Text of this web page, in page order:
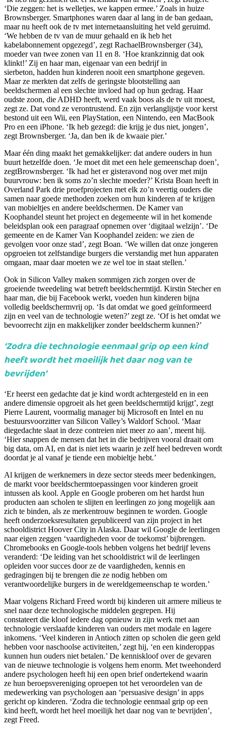
‘Die zeggen: het is welletjes, we kappen ermee.’ Zoals in huize
Brownsberger. Smartphones waren daar al lang in de ban gedaan,
maar nu heeft ook de tv met internetaansluiting het veld geruimd.
‘We hebben de tv van de muur gehaald en ik heb het
kabelabonnement opgezegd’, zegt RachaelBrownsberger (34),
moeder van twee zonen van 11 en 8. ‘Hoe krankzinnig dat ook
klinkt!’ Zij en haar man, eigenaar van een bedrijf in
sierbeton, hadden hun kinderen nooit een smartphone gegeven.
Maar ze merkten dat zelfs de geringste blootstelling aan
beeldschermen al een slechte invloed had op hun gedrag. Haar
oudste zoon, die ADHD heeft, werd vaak boos als de tv uit moest,
zegt ze. Dat vond ze verontrustend. En zijn verlanglijstje voor kerst
bestond uit een Wii, een PlayStation, een Nintendo, een MacBook
Pro en een iPhone. ‘Ik heb gezegd: die krijg je dus niet, jongen’,
zegt Brownsberger. ‘Ja, dan ben ik de kwaaie pier.’
Maar één ding maakt het gemakkelijker: dat andere ouders in hun
buurt hetzelfde doen. ‘Je moet dit met een hele gemeenschap doen’,
zegtBrownsberger. ‘Ik had het er gisteravond nog over met mijn
buurvrouw: ben ik soms zo’n slechte moeder?’ Krista Boan heeft in
Overland Park drie proefprojecten met elk zo’n veertig ouders die
samen naar goede methoden zoeken om hun kinderen af te krijgen
van mobieltjes en andere beeldschermen. De Kamer van
Koophandel steunt het project en degemeente wil in het komende
beleidsplan ook een paragraaf opnemen over ‘digitaal welzijn’. ‘De
gemeente en de Kamer Van Koophandel zeiden: we zien de
gevolgen voor onze stad’, zegt Boan. ‘We willen dat onze jongeren
opgroeien tot zelfstandige burgers die verstandig met hun apparaten
omgaan, maar daar moeten we ze wel toe in staat stellen.’
Ook in Silicon Valley maken sommigen zich zorgen over de
groeiende tweedeling wat betreft beeldschermtijd. Kirstin Stecher en
haar man, die bij Facebook werkt, voeden hun kinderen bijna
volledig beeldschermvrij op. ‘Is dat omdat we goed geïnformeerd
zijn en veel van de technologie weten?’ zegt ze. ‘Of is het omdat we
bevoorrecht zijn en makkelijker zonder beeldscherm kunnen?’
‘Zodra die technologie eenmaal grip op een kind
heeft wordt het moeilijk het daar nog van te
bevrijden’
‘Er heerst een gedachte dat je kind wordt achtergesteld en in een
andere dimensie opgroeit als het geen beeldschermtijd krijgt’, zegt
Pierre Laurent, voormalig manager bij Microsoft en Intel en nu
bestuursvoorzitter van Silicon Valley’s Waldorf School. ‘Maar
diegedachte slaat in deze contreien niet meer zo aan’, meent hij.
‘Hier snappen de mensen dat het in die bedrijven vooral draait om
big data, om AI, en dat is niet iets waarin je zelf heel bedreven wordt
doordat je al vanaf je tiende een mobieltje hebt.’
Al krijgen de werknemers in deze sector steeds meer bedenkingen,
de markt voor beeldschermtoepassingen voor kinderen groeit
intussen als kool. Apple en Google proberen om het hardst hun
producten aan scholen te slijten en leerlingen zo jong mogelijk aan
zich te binden, als ze merkentrouw beginnen te worden. Google
heeft onderzoeksresultaten gepubliceerd van zijn project in het
schooldistrict Hoover City in Alaska. Daar wil Google de leerlingen
naar eigen zeggen ‘vaardigheden voor de toekomst’ bijbrengen.
Chromebooks en Google-tools hebben volgens het bedrijf levens
veranderd: ‘De leiding van het schooldistrict wil de leerlingen
opleiden voor succes door ze de vaardigheden, kennis en
gedragingen bij te brengen die ze nodig hebben om
verantwoordelijke burgers in de wereldgemeenschap te worden.’
Maar volgens Richard Freed wordt bij kinderen uit armere milieus te
snel naar deze technologische middelen gegrepen. Hij
constateert die kloof iedere dag opnieuw in zijn werk met aan
technologie verslaafde kinderen van ouders met modale en lagere
inkomens. ‘Veel kinderen in Antioch zitten op scholen die geen geld
hebben voor naschoolse activiteiten,’ zegt hij, ‘en een kinderoppas
kunnen hun ouders niet betalen.’ De kenniskloof over de gevaren
van de nieuwe technologie is volgens hem enorm. Met tweehonderd
andere psychologen heeft hij een open brief ondertekend waarin
ze hun beroepsvereniging oproepen tot het veroordelen van de
medewerking van psychologen aan ‘persuasive design’ in apps
gericht op kinderen. ‘Zodra die technologie eenmaal grip op een
kind heeft, wordt het heel moeilijk het daar nog van te bevrijden’,
zegt Freed.